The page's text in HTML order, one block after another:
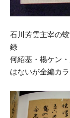
石川芳雲主宰の
録
何紹基・楊ケン
はないが全編カ